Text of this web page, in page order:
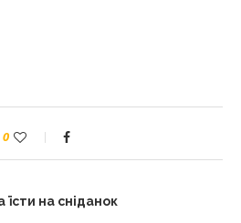
0
на сніданок